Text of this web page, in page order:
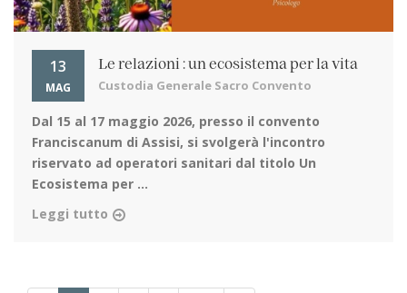
13
MAG
Le relazioni : un ecosistema per la vita
Custodia Generale Sacro Convento
Dal 15 al 17 maggio 2026, presso il convento
Franciscanum di Assisi, si svolgerà l'incontro
riservato ad operatori sanitari dal titolo Un
Ecosistema per ...
Leggi tutto